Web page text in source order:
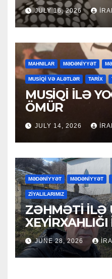
JULY 16, 2026
MAHNILAR MƏDƏNİYYƏT
MUSİQİ VƏ ALƏTLƏR TARİX
MUSİQİ İLƏ
ÖMÜR
JULY 14, 2026
MƏDƏNİYYƏT MƏDƏNİYYƏT
ZİYALILARIMIZ
ZƏHMƏTİ İLƏ
HACI
JUNE 28, 2026